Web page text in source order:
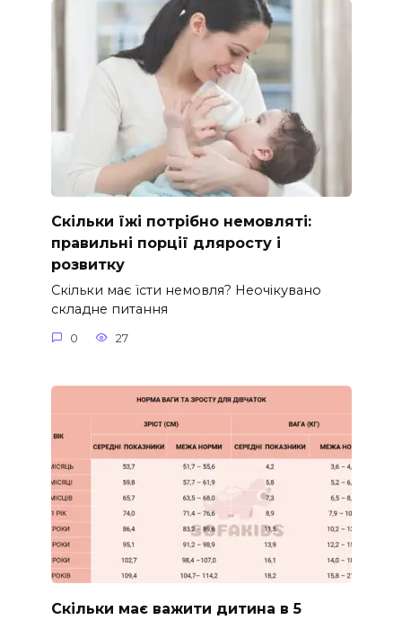
Скільки їжі потрібно немовляті:
правильні порції дляросту і
розвитку
Скільки має їсти немовля? Неочікувано
складне питання
0 27
Скільки має важити дитина в 5